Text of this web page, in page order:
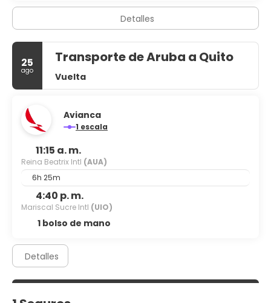
Detalles
25
ago
Transporte de Aruba a Quito
Vuelta
Avianca
1 escala
11:15 a. m.
Reina Beatrix Intl (AUA)
6h 25m
4:40 p. m.
Mariscal Sucre Intl (UIO)
1 bolso de mano
Detalles